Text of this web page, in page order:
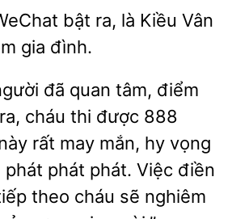
ra, là
Vân
gia đình.
đã
tâm, điểm
cháu
được 888
rất may mắn, hy vọng
phát phát. Việc điền
cháu sẽ nghiêm